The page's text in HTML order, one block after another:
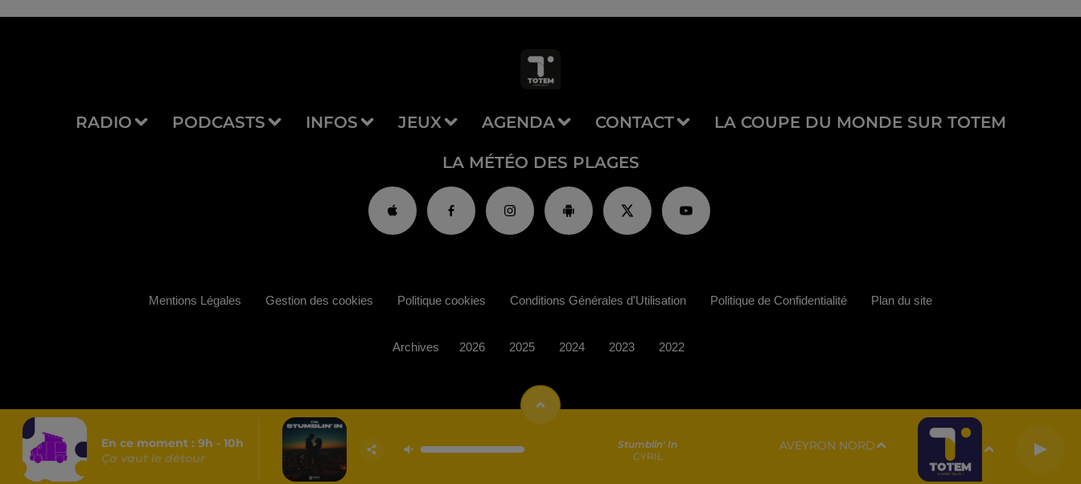
RADIO PODCASTS INFOS JEUX AGENDA CONTACT LA COUPE DU MONDE SUR TOTEM
LA MÉTÉO DES PLAGES
En ce moment : 9h - 10h
Ça vaut le détour
Stumblin' In
CYRIL
AVEYRON NORD
Mentions Légales Gestion des cookies Politique cookies Conditions Générales d'Utilisation Politique de Confidentialité Plan du site
Archives 2026 2025 2024 2023 2022